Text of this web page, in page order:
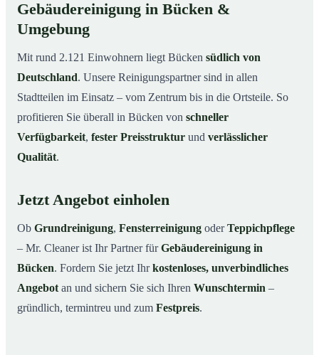
Gebäudereinigung in Bücken &
Umgebung
Mit rund 2.121 Einwohnern liegt Bücken südlich von
Deutschland. Unsere Reinigungspartner sind in allen
Stadtteilen im Einsatz – vom Zentrum bis in die Ortsteile. So
profitieren Sie überall in Bücken von schneller
Verfügbarkeit, fester Preisstruktur und verlässlicher
Qualität.
Jetzt Angebot einholen
Ob Grundreinigung, Fensterreinigung oderTeppichpflege
– Mr. Cleaner ist Ihr Partner fürGebäudereinigung in
Bücken. Fordern Sie jetzt Ihrkostenloses, unverbindliches
Angebot an und sichern Sie sich Ihren Wunschtermin –
gründlich, termintreu und zum Festpreis.